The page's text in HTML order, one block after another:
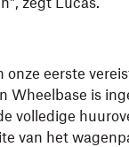
zegt Lucas.
onze eerste
Wheelbase is
volledige
van het